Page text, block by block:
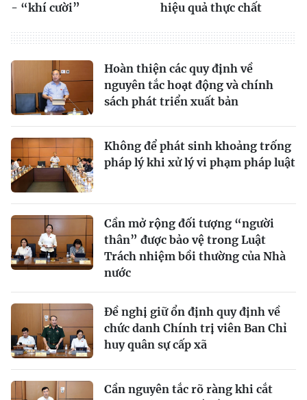
- “khí cười”
hiệu quả thực chất
Hoàn thiện các quy định về
nguyên tắc hoạt động và chính
sách phát triển xuất bản
Không để phát sinh khoảng trống
pháp lý khi xử lý vi phạm pháp luật
Cần mở rộng đối tượng “người
thân” được bảo vệ trong Luật
Trách nhiệm bồi thường của Nhà
nước
Đề nghị giữ ổn định quy định về
chức danh Chính trị viên Ban Chỉ
huy quân sự cấp xã
Cần nguyên tắc rõ ràng khi cắt